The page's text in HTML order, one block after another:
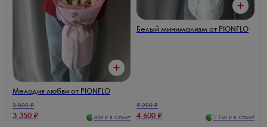
Мелодия любви от PIONFLO
3 800₽
3 350 ₽ 838 ₽ в Сплит
Белый минимализм от PIONFLO
5 200₽
4 600 ₽ 1 150 ₽ в Сплит